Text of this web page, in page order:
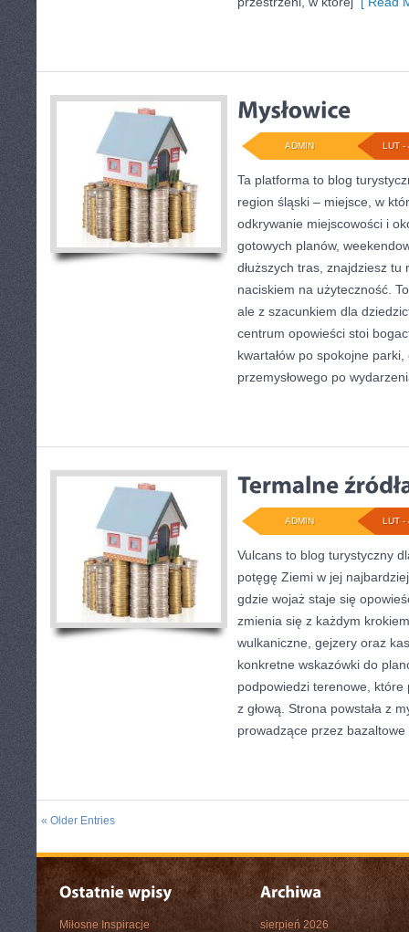
LUT -
ADMIN
Ta platforma to blog
region śląski – miejsce, w
odkrywanie miejscowości i
gotowych planów,
dłuższych tras, znajdziesz
naciskiem na użyteczność.
ale z szacunkiem dla
centrum opowieści stoi
kwartałów po spokojne
przemysłowego po
LUT -
ADMIN
Vulcans to blog turystyczny
potęgę Ziemi w jej
gdzie wojaż staje się
zmienia się z każdym
wulkaniczne, gejzery oraz
konkretne wskazówki do
podpowiedzi terenowe,
z głową. Strona powstała z
prowadzące przez bazaltowe
« Older Entries
Miłosne Inspiracje
sierpień 2026